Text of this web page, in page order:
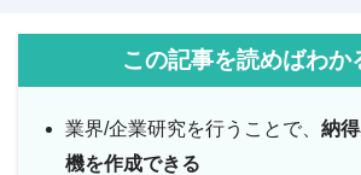
この記事を読めばわか
業界/企業研究を行うことで、 納
機を作成できる